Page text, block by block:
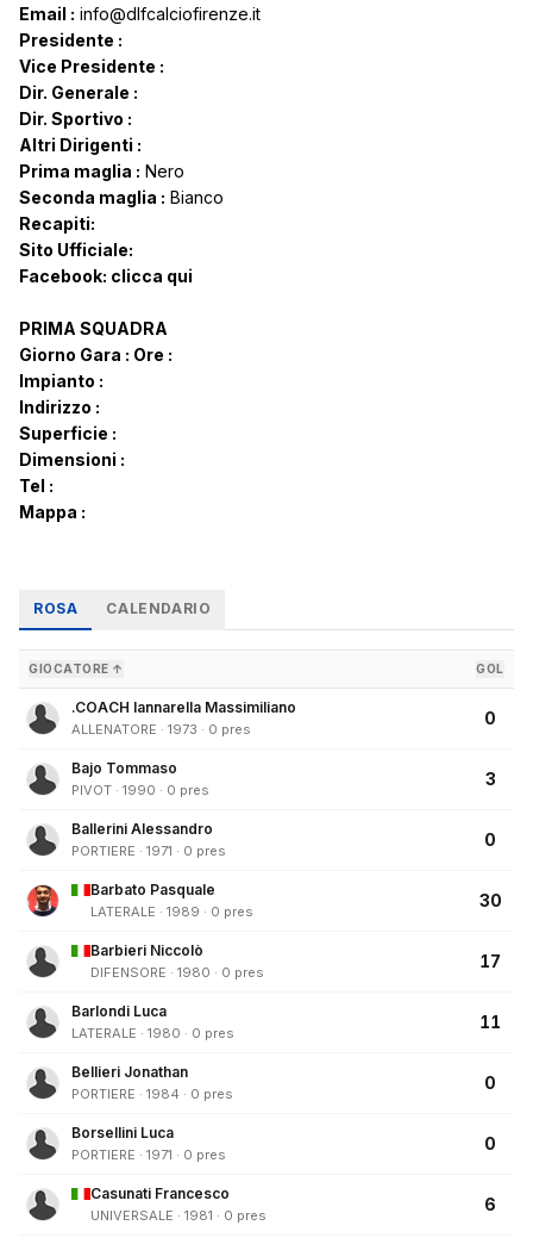
Email : info@dlfcalciofirenze.it
Presidente :
Vice Presidente :
Dir. Generale :
Dir. Sportivo :
Altri Dirigenti :
Prima maglia : Nero
Seconda maglia : Bianco
Recapiti:
Sito Ufficiale:
Facebook: clicca qui
PRIMA SQUADRA
Giorno Gara : Ore :
Impianto :
Indirizzo :
Superficie :
Dimensioni :
Tel :
Mappa :
ROSA CALENDARIO
GIOCATORE ↑ GOL
.COACH Iannarella Massimiliano
ALLENATORE · 1973 · 0 pres
0
Bajo Tommaso
PIVOT · 1990 · 0 pres
3
Ballerini Alessandro
PORTIERE · 1971 · 0 pres
0
Barbato Pasquale
LATERALE · 1989 · 0 pres
30
Barbieri Niccolò
DIFENSORE · 1980 · 0 pres
17
Barlondi Luca
LATERALE · 1980 · 0 pres
11
Bellieri Jonathan
PORTIERE · 1984 · 0 pres
0
Borsellini Luca
PORTIERE · 1971 · 0 pres
0
Casunati Francesco
UNIVERSALE · 1981 · 0 pres
6